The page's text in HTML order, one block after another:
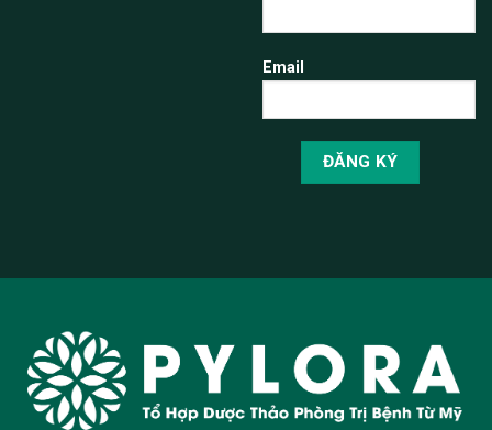
Email